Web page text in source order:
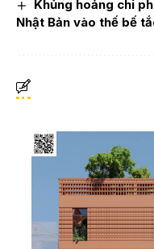
Khủng hoảng chi
Nhật Bản vào thế bế